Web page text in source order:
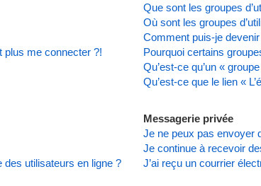
plus me connecter ?!
des utilisateurs en ligne ?
Que sont les groupes
Où sont les groupes
Comment puis-je devenir
Pourquoi certains
Qu’est-ce qu’un «
Qu’est-ce que le lien «
Messagerie privée
Je ne peux pas envoyer
Je continue à recevoir
J’ai reçu un courrier